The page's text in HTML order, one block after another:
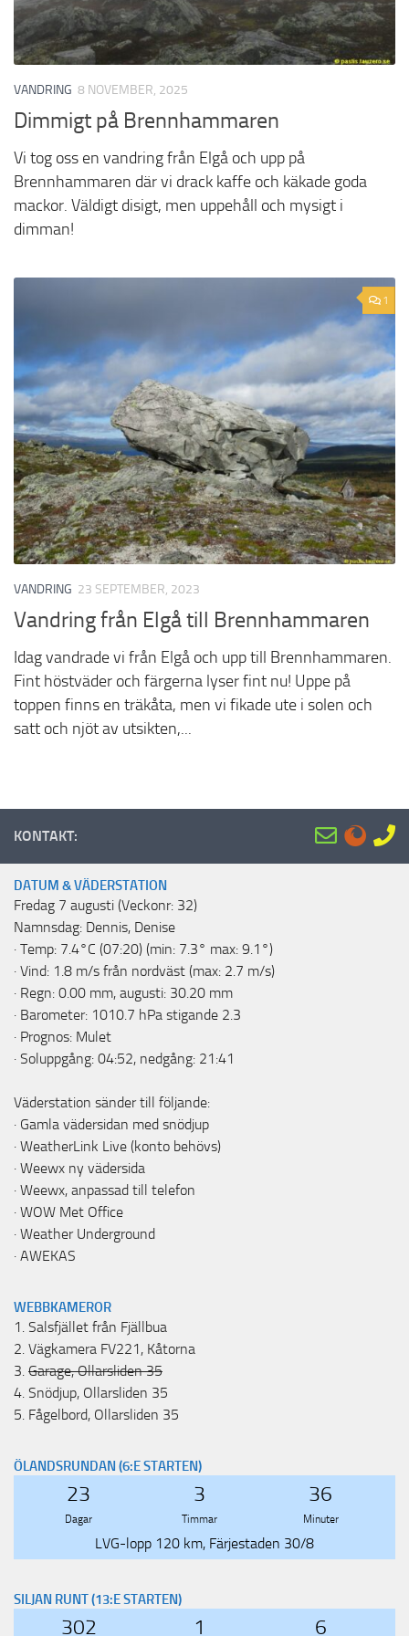
VANDRING 8 NOVEMBER, 2025
Dimmigt på Brennhammaren
Vi tog oss en vandring från Elgå och upp på
Brennhammaren där vi drack kaffe och käkade goda
mackor. Väldigt disigt, men uppehåll och mysigt i
dimman!
1
VANDRING 23 SEPTEMBER, 2023
Vandring från Elgå till Brennhammaren
Idag vandrade vi från Elgå och upp till Brennhammaren.
Fint höstväder och färgerna lyser fint nu! Uppe på
toppen finns en träkåta, men vi fikade ute i solen och
satt och njöt av utsikten,...
KONTAKT:
DATUM & VÄDERSTATION
Fredag 7 augusti (Veckonr: 32)
Namnsdag: Dennis, Denise
· Temp: 7.4°C (07:20) (min: 7.3° max: 9.1°)
· Vind: 1.8 m/s från nordväst (max: 2.7 m/s)
· Regn: 0.00 mm, augusti: 30.20 mm
· Barometer: 1010.7 hPa stigande 2.3
· Prognos: Mulet
· Soluppgång: 04:52, nedgång: 21:41
Väderstation sänder till följande:
· Gamla vädersidan med snödjup
· WeatherLink Live (konto behövs)
· Weewx ny vädersida
· Weewx, anpassad till telefon
· WOW Met Office
· Weather Underground
· AWEKAS
WEBBKAMEROR
1. Salsfjället från Fjällbua
2. Vägkamera FV221, Kåtorna
3. Garage, Ollarsliden 35
4. Snödjup, Ollarsliden 35
5. Fågelbord, Ollarsliden 35
ÖLANDSRUNDAN (6:E STARTEN)
23
Dagar
3
Timmar
36
Minuter
LVG-lopp 120 km, Färjestaden 30/8
SILJAN RUNT (13:E STARTEN)
302 1 6